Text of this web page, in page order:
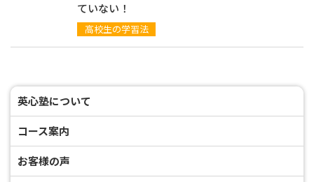
ていない！
高校生の学習法
英心塾について
コース案内
お客様の声